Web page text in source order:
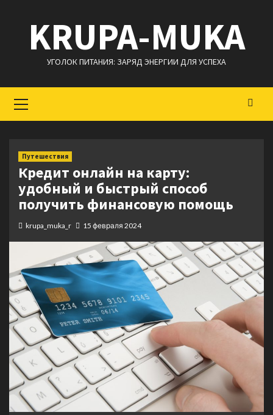
содержимому
KRUPA-MUKA
УГОЛОК ПИТАНИЯ: ЗАРЯД ЭНЕРГИИ ДЛЯ УСПЕХА
меню
Путешествия
Кредит онлайн на карту:
удобный и быстрый способ
получить финансовую помощь
krupa_muka_r 15 февраля 2024